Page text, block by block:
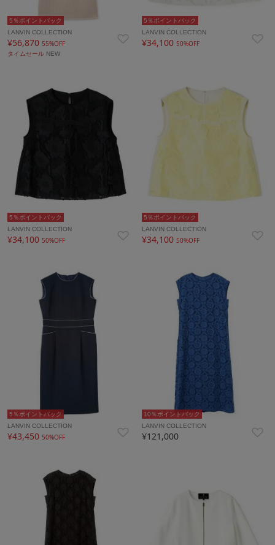
5％ポイントバック
LANVIN COLLECTION
¥56,870 55%OFF
タイムセール NEW
5％ポイントバック
LANVIN COLLECTION
¥34,10050%OFF
5％ポイントバック
LANVIN COLLECTION
¥34,100 50%OFF
5％ポイントバック
LANVIN COLLECTION
¥34,10050%OFF
5％ポイントバック
LANVIN COLLECTION
¥43,450 50%OFF
10％ポイントバック
LANVIN COLLECTION
¥121,000